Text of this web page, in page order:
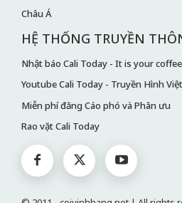
Châu Á
HỆ THỐNG TRUYỀN
Nhật báo Cali Today - It is your
Youtube Cali Today - Truyền Hình
Miễn phí đăng Cáo phó và Phân ưu
Rao vặt Cali Today